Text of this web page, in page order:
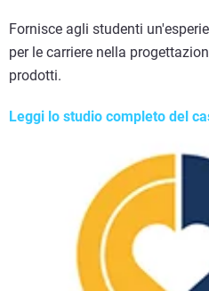
Fornisce agli studenti
per le carriere nella
prodotti.
Leggi lo studio completo del